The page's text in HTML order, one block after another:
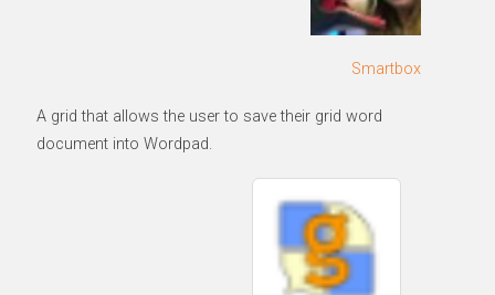
Smartbox
A grid that allows the user to save their grid word
document into Wordpad.